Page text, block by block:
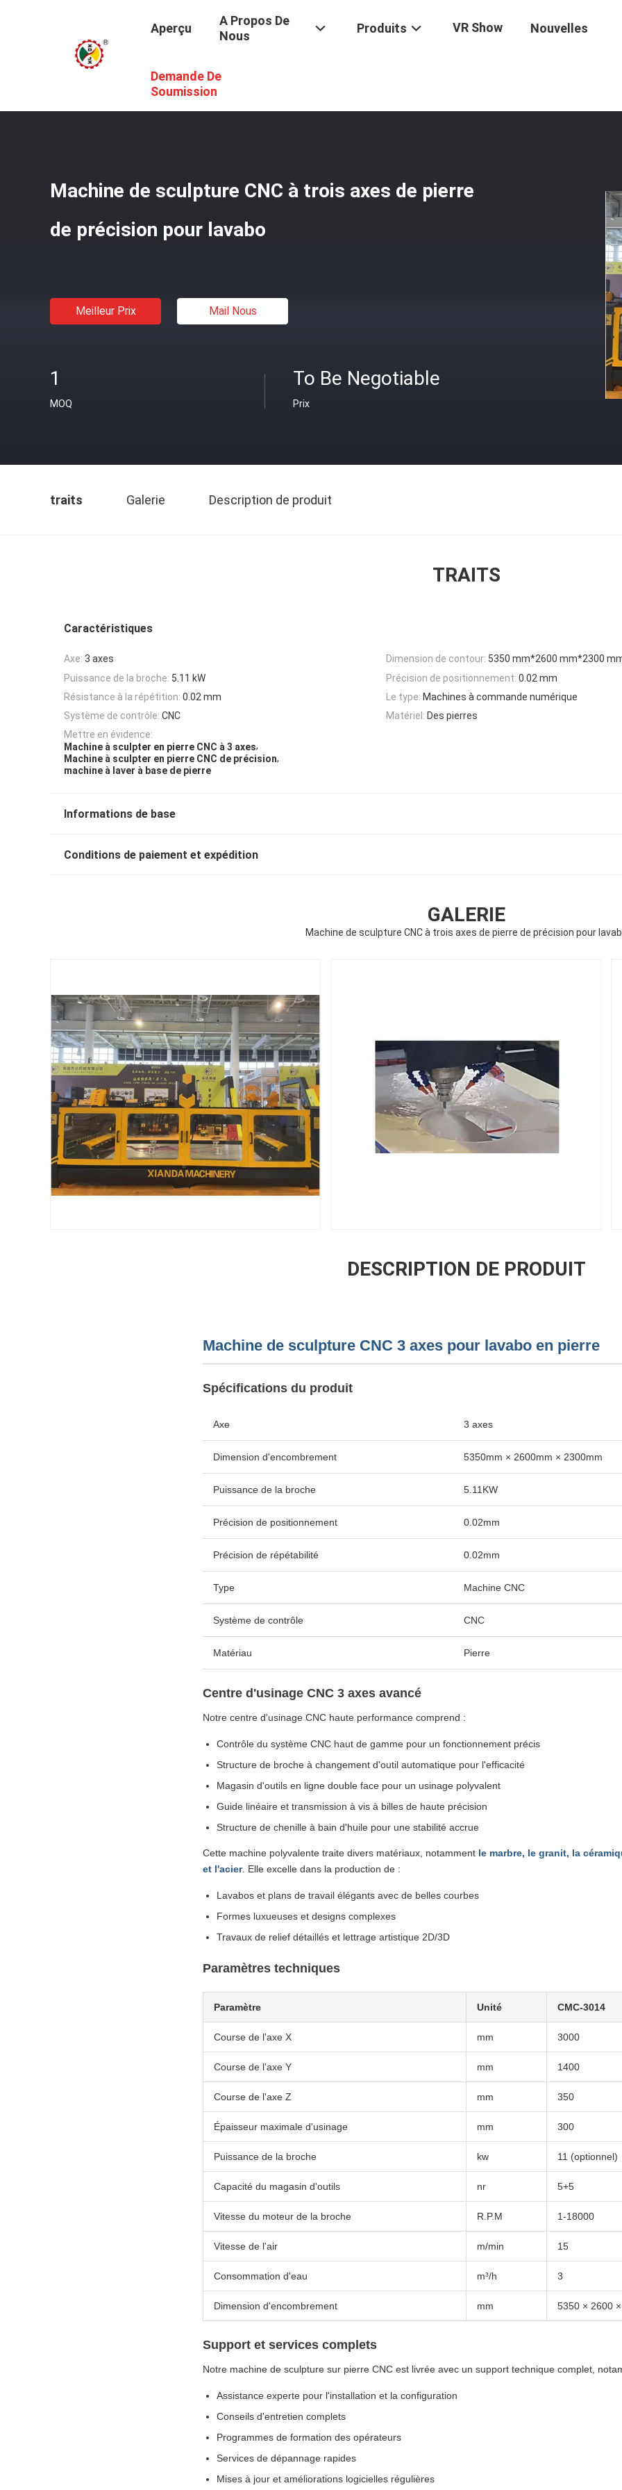
Aperçu
A Propos De
Nous
Produits VR Show Nouvelles
Demande De
Soumission
Machine De Découpage En Pierre De Commande Numérique Par Ordinateur
Machine de sculpture CNC à trois axes de pierre
de précision pour lavabo
Meilleur Prix Mail Nous
1
MOQ
To Be Negotiable
Prix
traits Galerie Description de produit
TRAITS
Caractéristiques
Axe: 3 axes Dimension de contour: 5350 mm*2600 mm*2300
Puissance de la broche: 5.11 kW Précision de positionnement: 0.02 mm
Résistance à la répétition: 0.02 mm Le type: Machines à commande numérique
Système de contrôle: CNC Matériel: Des pierres
Mettre en évidence:
Machine à sculpter en pierre CNC à 3 axes,
Machine à sculpter en pierre CNC de précision,
machine à laver à base de pierre
Informations de base
Conditions de paiement et expédition
GALERIE
Machine de sculpture CNC à trois axes de pierre de précision pour
DESCRIPTION DE PRODUIT
Machine de sculpture CNC 3 axes pour lavabo en pierre
Spécifications du produit
Axe 3 axes
Dimension d'encombrement 5350mm × 2600mm × 2300mm
Puissance de la broche 5.11KW
Précision de positionnement 0.02mm
Précision de répétabilité 0.02mm
Type Machine CNC
Système de contrôle CNC
Matériau Pierre
Centre d'usinage CNC 3 axes avancé
Notre centre d'usinage CNC haute performance comprend :
Contrôle du système CNC haut de gamme pour un fonctionnement précis
Structure de broche à changement d'outil automatique pour l'efficacité
Magasin d'outils en ligne double face pour un usinage polyvalent
Guide linéaire et transmission à vis à billes de haute précision
Structure de chenille à bain d'huile pour une stabilité accrue
Cette machine polyvalente traite divers matériaux, notamment le marbre, le granit, la
et l'acier. Elle excelle dans la production de :
Lavabos et plans de travail élégants avec de belles courbes
Formes luxueuses et designs complexes
Travaux de relief détaillés et lettrage artistique 2D/3D
Paramètres techniques
Paramètre Unité CMC-3014
Course de l'axe X mm 3000
Course de l'axe Y mm 1400
Course de l'axe Z mm 350
Épaisseur maximale d'usinage mm 300
Puissance de la broche kw 11 (optionnel)
Capacité du magasin d'outils nr 5+5
Vitesse du moteur de la broche R.P.M 1-18000
Vitesse de l'air m/min 15
Consommation d'eau m³/h 3
Dimension d'encombrement mm 5350 × 2600
Support et services complets
Notre machine de sculpture sur pierre CNC est livrée avec un support technique complet,
Assistance experte pour l'installation et la configuration
Conseils d'entretien complets
Programmes de formation des opérateurs
Services de dépannage rapides
Mises à jour et améliorations logicielles régulières